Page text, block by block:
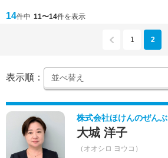
14件中 11〜14件を表示
1 2
表示順：
株式会社ほけんのぜんぶ
大城 洋子
（オオシロ ヨウコ）